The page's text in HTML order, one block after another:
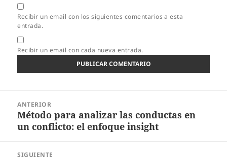
Recibir un email con los siguientes comentarios a esta
entrada.
Recibir un email con cada nueva entrada.
entradas
ANTERIOR
Entrada
anterior:
Método para analizar las conductas en
un conflicto: el enfoque insight
SIGUIENTE